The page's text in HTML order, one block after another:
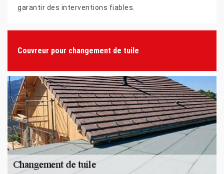
garantir des interventions fiables.
Couvreur pour changement de tuile